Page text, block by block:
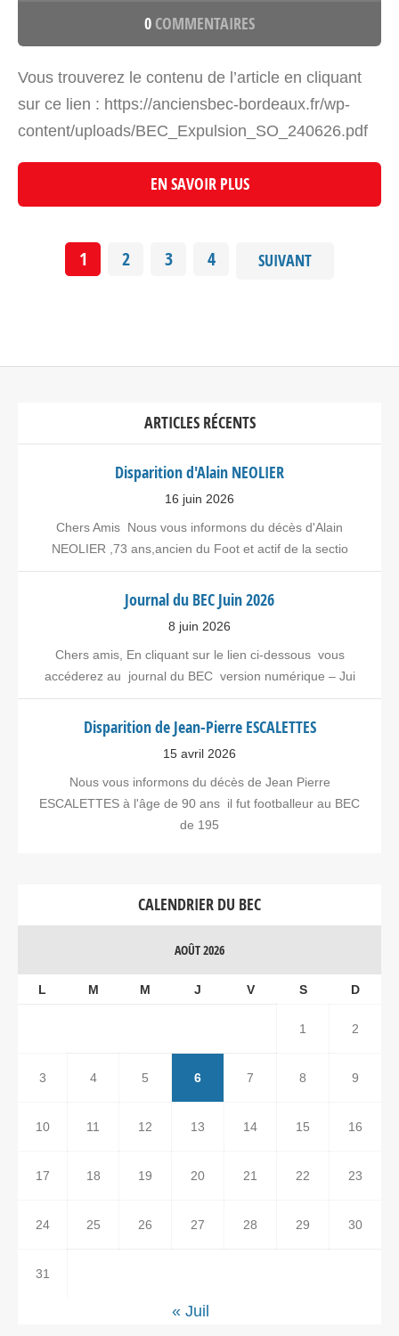
0 COMMENTAIRES
Vous trouverez le contenu de l’article en cliquant
sur ce lien : https://anciensbec-bordeaux.fr/wp-
content/uploads/BEC_Expulsion_SO_240626.pdf
EN SAVOIR PLUS
1 2 3 4 SUIVANT
ARTICLES RÉCENTS
Disparition d'Alain NEOLIER
16 juin 2026
Chers Amis Nous vous informons du décès d'Alain
NEOLIER ,73 ans,ancien du Foot et actif de la sectio
Journal du BEC Juin 2026
8 juin 2026
Chers amis, En cliquant sur le lien ci-dessous vous
accéderez au journal du BEC version numérique – Jui
Disparition de Jean-Pierre ESCALETTES
15 avril 2026
Nous vous informons du décès de Jean Pierre
ESCALETTES à l'âge de 90 ans il fut footballeur au BEC
de 195
CALENDRIER DU BEC
AOÛT 2026
L M M J V S D
1 2
3 4 5 6 7 8 9
10 11 12 13 14 15 16
17 18 19 20 21 22 23
24 25 26 27 28 29 30
31
« Juil